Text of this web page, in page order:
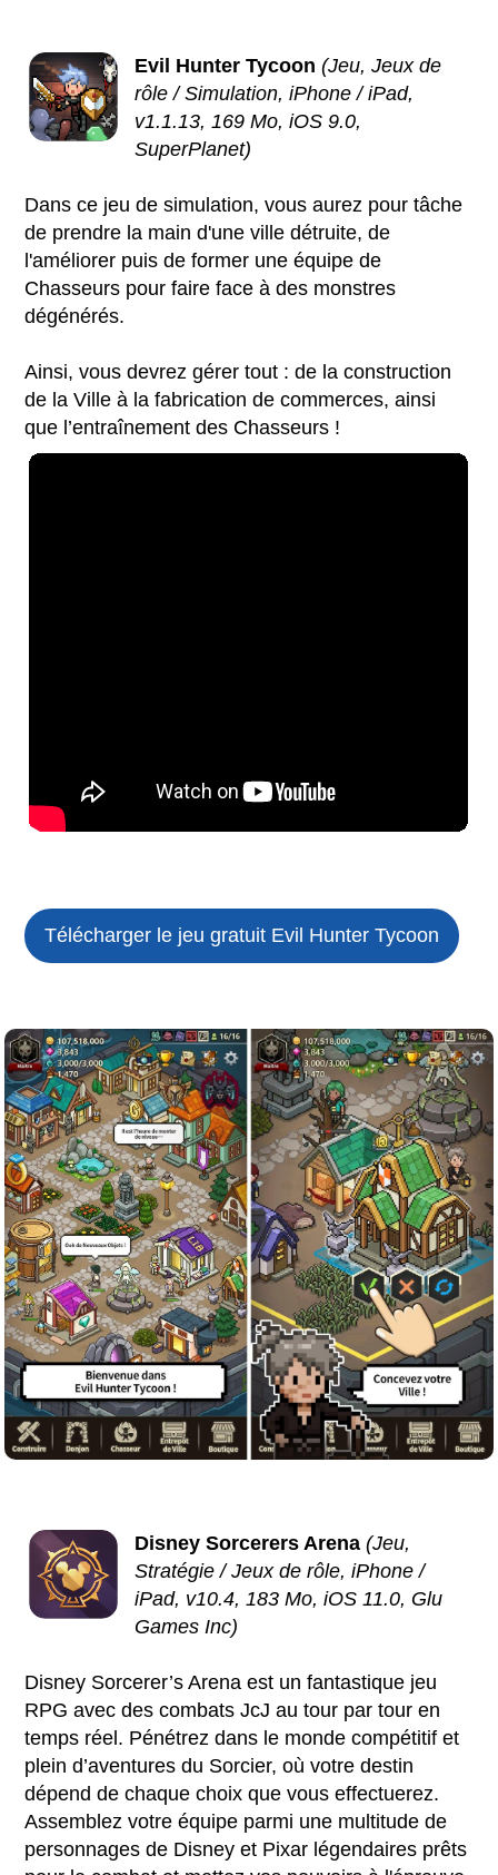
Evil Hunter Tycoon (Jeu, Jeux de
rôle / Simulation, iPhone / iPad,
v1.1.13, 169 Mo, iOS 9.0,
SuperPlanet)
Dans ce jeu de simulation, vous aurez pour tâche
de prendre la main d'une ville détruite, de
l'améliorer puis de former une équipe de
Chasseurs pour faire face à des monstres
dégénérés.
Ainsi, vous devrez gérer tout : de la construction
de la Ville à la fabrication de commerces, ainsi
que l’entraînement des Chasseurs !
Télécharger le jeu gratuit Evil Hunter Tycoon
Disney Sorcerers Arena (Jeu,
Stratégie / Jeux de rôle, iPhone /
iPad, v10.4, 183 Mo, iOS 11.0, Glu
Games Inc)
Disney Sorcerer’s Arena est un fantastique jeu
RPG avec des combats JcJ au tour par tour en
temps réel. Pénétrez dans le monde compétitif et
plein d’aventures du Sorcier, où votre destin
dépend de chaque choix que vous effectuerez.
Assemblez votre équipe parmi une multitude de
personnages de Disney et Pixar légendaires prêts